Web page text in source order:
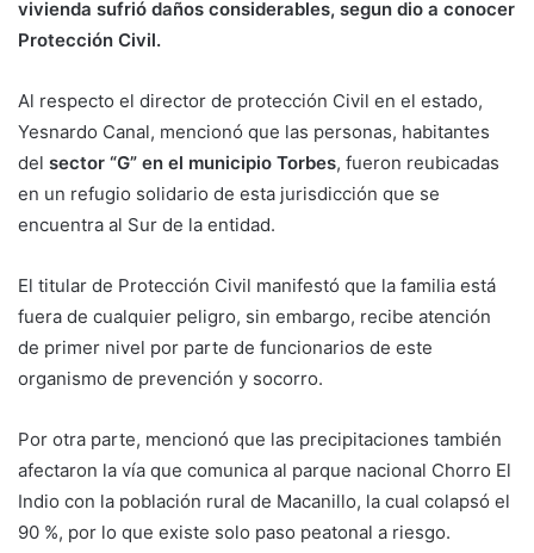
vivienda sufrió daños considerables, segun dio a conocer
Protección Civil.
Al respecto el director de protección Civil en el estado,
Yesnardo Canal, mencionó que las personas, habitantes
del sector “G” en el municipio Torbes, fueron reubicadas
en un refugio solidario de esta jurisdicción que se
encuentra al Sur de la entidad.
El titular de Protección Civil manifestó que la familia está
fuera de cualquier peligro, sin embargo, recibe atención
de primer nivel por parte de funcionarios de este
organismo de prevención y socorro.
Por otra parte, mencionó que las precipitaciones también
afectaron la vía que comunica al parque nacional Chorro El
Indio con la población rural de Macanillo, la cual colapsó el
90 %, por lo que existe solo paso peatonal a riesgo.